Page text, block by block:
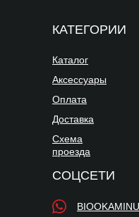
КАТЕГОРИИ
Аксессуары
Каталог
Оплата
Доставка
Схема
проезда
СОЦСЕТИ
BIOOKAMINU